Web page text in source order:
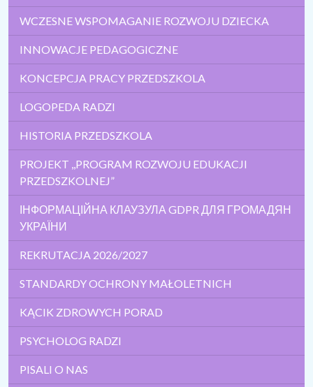
WCZESNE WSPOMAGANIE ROZWOJU DZIECKA
INNOWACJE PEDAGOGICZNE
KONCEPCJA PRACY PRZEDSZKOLA
LOGOPEDA RADZI
HISTORIA PRZEDSZKOLA
PROJEKT ,,PROGRAM ROZWOJU EDUKACJI
PRZEDSZKOLNEJ”
ІНФОРМАЦІЙНА КЛАУЗУЛА GDPR ДЛЯ ГРОМАДЯН
УКРАЇНИ
REKRUTACJA 2026/2027
STANDARDY OCHRONY MAŁOLETNICH
KĄCIK ZDROWYCH PORAD
PSYCHOLOG RADZI
PISALI O NAS